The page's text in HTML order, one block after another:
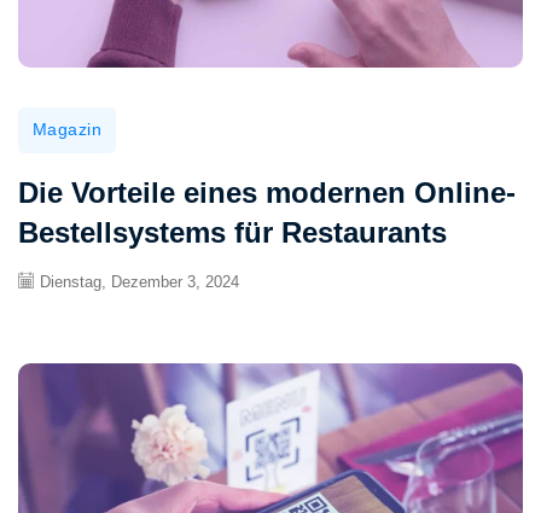
Magazin
Die Vorteile eines modernen Online-
Bestellsystems für Restaurants
Dienstag, Dezember 3, 2024